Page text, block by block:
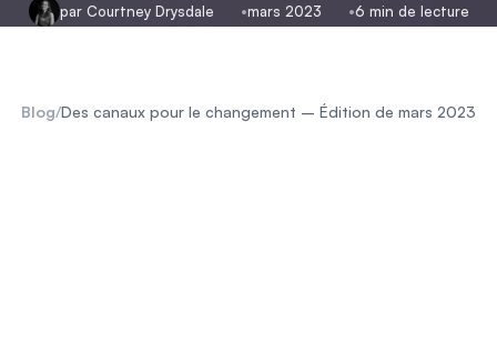
par Courtney Drysdale mars 2023 6 min de lecture
Blog/Des canaux pour le changement – Édition de mars 2023